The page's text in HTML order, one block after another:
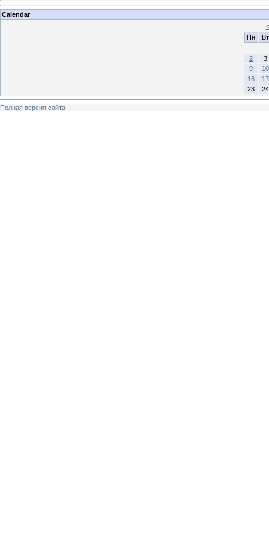
Calendar
«
Пн
Вт
2
3
9
10
16
17
23
24
Полная версия сайта